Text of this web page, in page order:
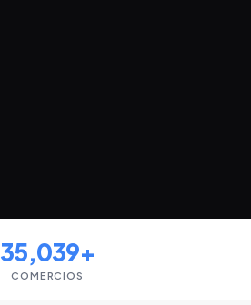
35,039+
COMERCIOS